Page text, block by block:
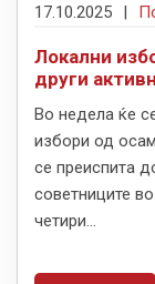
17.10.2025 |
Локални
други
Во недела ќе
избори од
се преиспита
советниците
четири...